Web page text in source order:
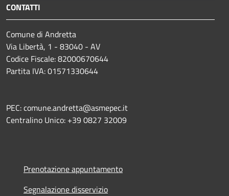
CONTATTI
Comune di Andretta
Via Libertà, 1 - 83040 - AV
Codice Fiscale: 82000670644
Partita IVA: 01571330644
PEC: comune.andretta@asmepec.it
Centralino Unico: +39 0827 32009
Prenotazione appuntamento
Segnalazione disservizio